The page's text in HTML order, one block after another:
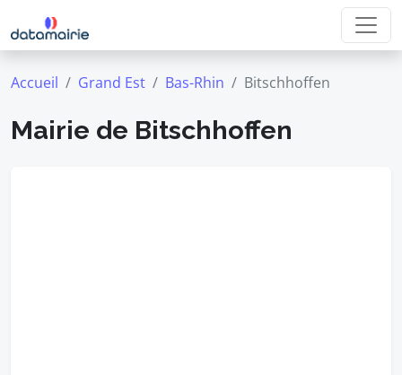
Accueil Grand Est Bas-Rhin Bitschhoffen
Mairie de Bitschhoffen